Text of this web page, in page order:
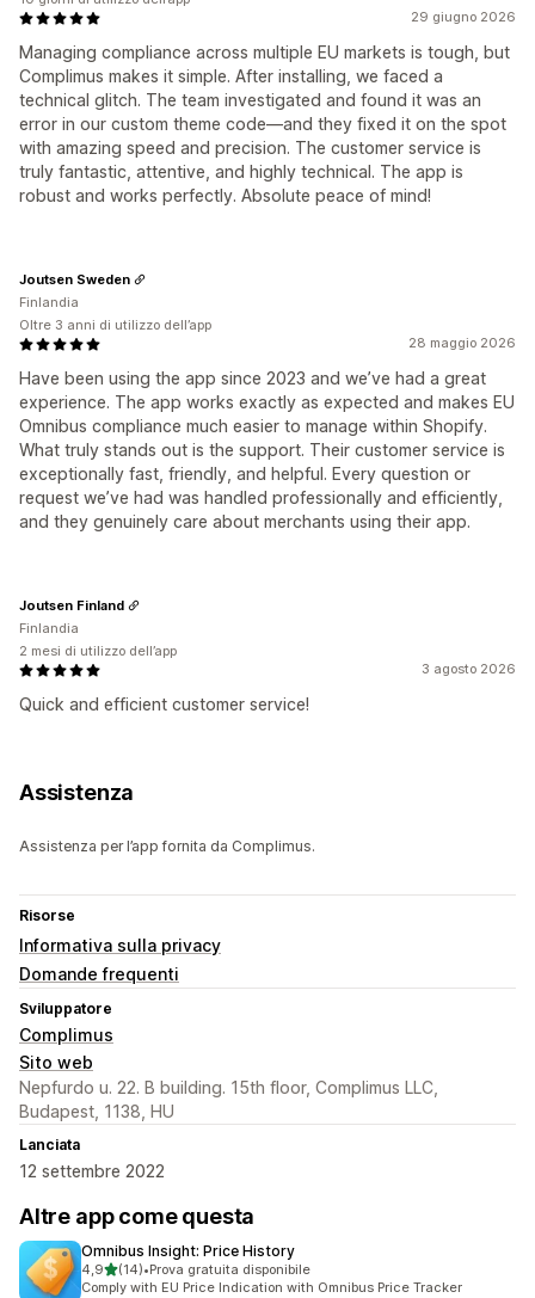
29 giugno 2026
Managing compliance across multiple EU markets is tough, but
Complimus makes it simple. After installing, we faced a
technical glitch. The team investigated and found it was an
error in our custom theme code—and they fixed it on the spot
with amazing speed and precision. The customer service is
truly fantastic, attentive, and highly technical. The app is
robust and works perfectly. Absolute peace of mind!
28 maggio 2026
Have been using the app since 2023 and we’ve had a great
experience. The app works exactly as expected and makes EU
Omnibus compliance much easier to manage within Shopify.
What truly stands out is the support. Their customer service is
exceptionally fast, friendly, and helpful. Every question or
request we’ve had was handled professionally and efficiently,
and they genuinely care about merchants using their app.
Joutsen Sweden
Finlandia
Oltre 3 anni di utilizzo dell’app
3 agosto 2026
Quick and efficient customer service!
Joutsen Finland
Finlandia
2 mesi di utilizzo dell’app
Assistenza
Assistenza per l’app fornita da Complimus.
Risorse
Informativa sulla privacy
Domande frequenti
Sviluppatore
Complimus
Sito web
Nepfurdo u. 22. B building. 15th floor, Complimus LLC,
Budapest, 1138, HU
Lanciata
12 settembre 2022
Altre app come questa
Omnibus Insight: Price History
4,9stelle su 5
(14)
14 recensioni totali
•Prova gratuita disponibile
Comply with EU Price Indication with Omnibus Price Tracker